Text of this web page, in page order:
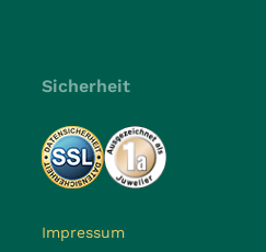
Sicherheit
Impressum